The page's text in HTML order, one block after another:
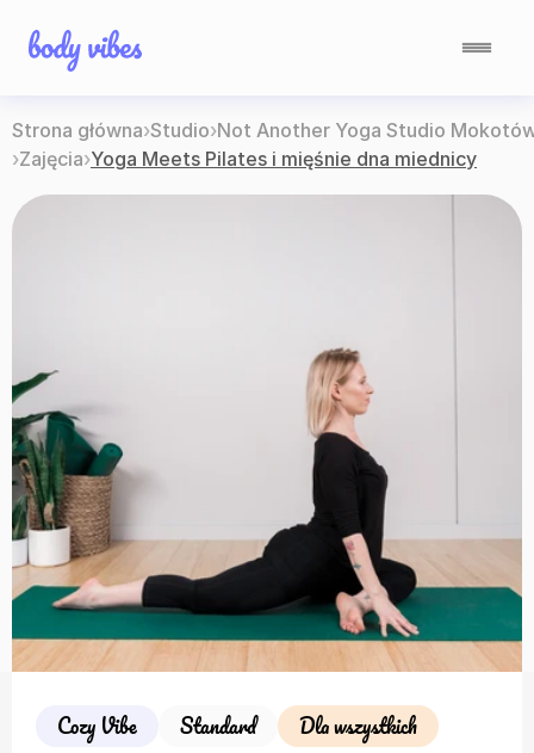
Strona główna›Studio›Not Another Yoga Studio
›Zajęcia›Yoga Meets Pilates i mięśnie dna miednicy
Cozy Vibe Standard Dla wszystkich